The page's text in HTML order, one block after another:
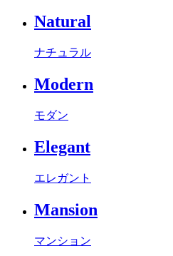
Natural
ナチュラル
Modern
モダン
Elegant
エレガント
Mansion
マンション